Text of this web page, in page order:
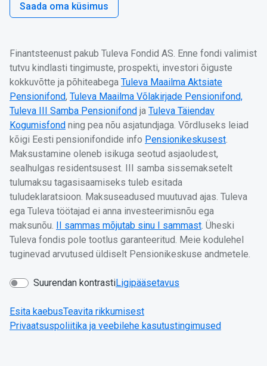
Saada oma küsimus
Finantsteenust pakub Tuleva Fondid AS. Enne fondi valimist
tutvu kindlasti tingimuste, prospekti, investori õiguste
kokkuvõtte ja põhiteabega Tuleva Maailma Aktsiate
Pensionifond, Tuleva Maailma Võlakirjade Pensionifond,
Tuleva III Samba Pensionifond ja Tuleva Täiendav
Kogumisfond ning pea nõu asjatundjaga. Võrdluseks leiad
kõigi Eesti pensionifondide info Pensionikeskusest.
Maksustamine oleneb isikuga seotud asjaoludest,
sealhulgas residentsusest. III samba sissemaksetelt
tulumaksu tagasisaamiseks tuleb esitada
tuludeklaratsioon. Maksuseadused muutuvad ajas. Tuleva
ega Tuleva töötajad ei anna investeerimisnõu ega
maksunõu.
II sammas mõjutab sinu I sammast. Üheski
Tuleva fondis pole tootlus garanteeritud. Meie kodulehel
tuginevad arvutused üldiselt Pensionikeskuse andmetele.
Suurendan kontrastiLigipääsetavus
Esita kaebusTeavita rikkumisest
Privaatsuspoliitika ja veebilehe kasutustingimused